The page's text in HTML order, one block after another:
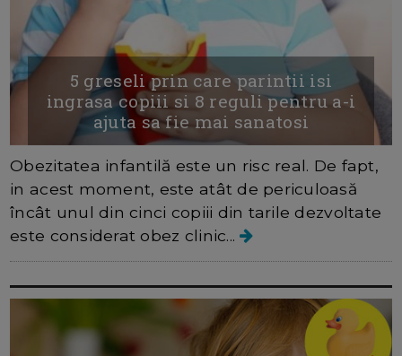
5 greseli prin care parintii isi
ingrasa copiii si 8 reguli pentru a-i
ajuta sa fie mai sanatosi
Obezitatea infantilă este un risc real. De fapt,
in acest moment, este atât de periculoasă
încât unul din cinci copiii din tarile dezvoltate
este considerat obez clinic...